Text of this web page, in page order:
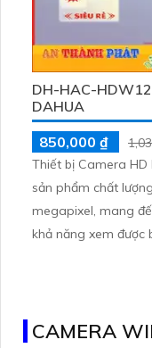
DH-HAC-
DAHUA
850,000 ₫
Thiết bị Camera
sản phẩm chất
megapixel, mang đến hình
khả năng xem được
CAMERA